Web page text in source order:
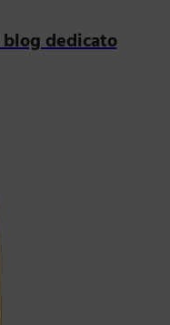
dedicato